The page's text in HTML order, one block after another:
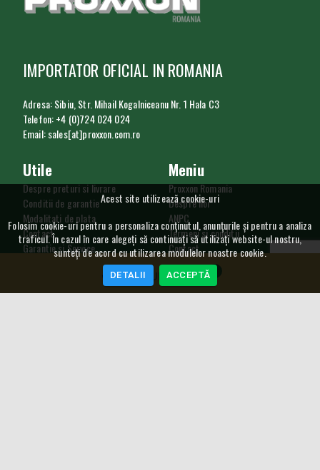
COȘ CUMPĂRĂTURI 0
IMPORTATOR OFICIAL IN ROMANIA
Adresa: Sibiu, Str. Mihail Kogalniceanu Nr. 1 Hala C3
Telefon: +4 (0)724 024 024
Email: sales[at]proxxon.com.ro
Meniu
Proxxon Romania
Despre noi
ANPC
Termeni si conditii
Contact
Utilizare cookie
GDPR
SAL
Utile
Despre preturi si livrare
Conditii de garantie
Modalitati de plata
Contact
Garantie si Service
Procedura de retur
Curs Valutar
Acest site utilizează cookie-uri
Folosim cookie-uri pentru a personaliza conținutul, anunțurile și pentru a analiza
traficul. În cazul în care alegeți să continuați să utilizați website-ul nostru,
sunteți de acord cu utilizarea modulelor noastre cookie.
DETALII ACCEPTĂ